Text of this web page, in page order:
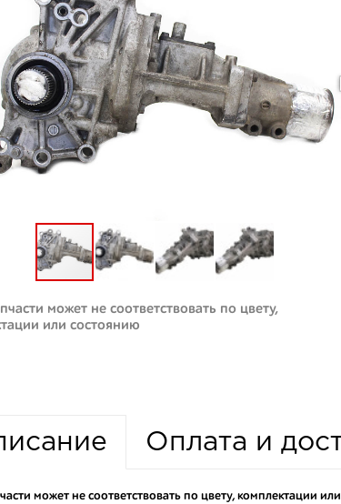
может не соответствовать по цвету,
или состоянию
Оплата и
может не соответствовать по цвету, комплектации